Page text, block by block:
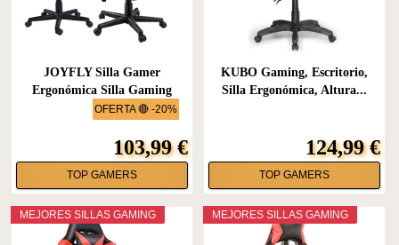
OFERTA 🔴 -20%
JOYFLY Silla Gamer
Ergonómica Silla Gaming
con...
103,99 €
TOP GAMERS
KUBO Gaming, Escritorio,
Silla Ergonómica, Altura...
124,99 €
TOP GAMERS
MEJORES SILLAS GAMING MEJORES SILLAS GAMING